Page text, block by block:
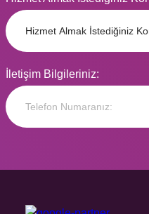
İletişim Bilgileriniz: